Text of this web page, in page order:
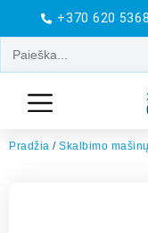
+370 620
Pradžia / Skalbimo